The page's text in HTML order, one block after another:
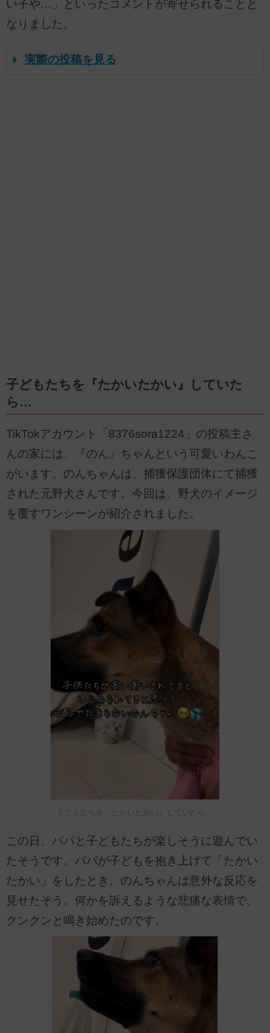
い子や…」といったコメントが寄せられることと
なりました。
実際の投稿を見る
子どもたちを『たかいたかい』していた
ら…
TikTokアカウント「8376sora1224」の投稿主さ
んの家には、『のん』ちゃんという可愛いわんこ
がいます。のんちゃんは、捕獲保護団体にて捕獲
された元野犬さんです。今回は、野犬のイメージ
を覆すワンシーンが紹介されました。
子どもたちを『たかいたかい』していたら…
この日、パパと子どもたちが楽しそうに遊んでい
たそうです。パパが子どもを抱き上げて「たかい
たかい」をしたとき、のんちゃんは意外な反応を
見せたそう。何かを訴えるような悲痛な表情で、
クンクンと鳴き始めたのです。